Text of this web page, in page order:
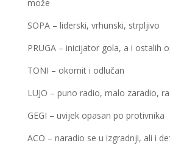
može
SOPA – liderski, vrhunski, strpljivo
PRUGA – inicijator gola, a i ostalih
TONI – okomit i odlučan
LUJO – puno radio, malo zaradio,
GEGI – uvijek opasan po protivnika
ACO – naradio se u izgradnji, ali i